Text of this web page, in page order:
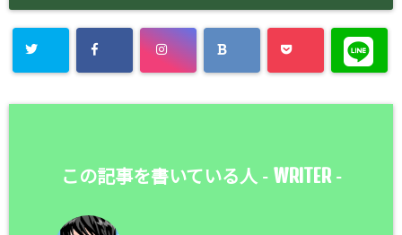
この記事を書いている人 - WRITER-